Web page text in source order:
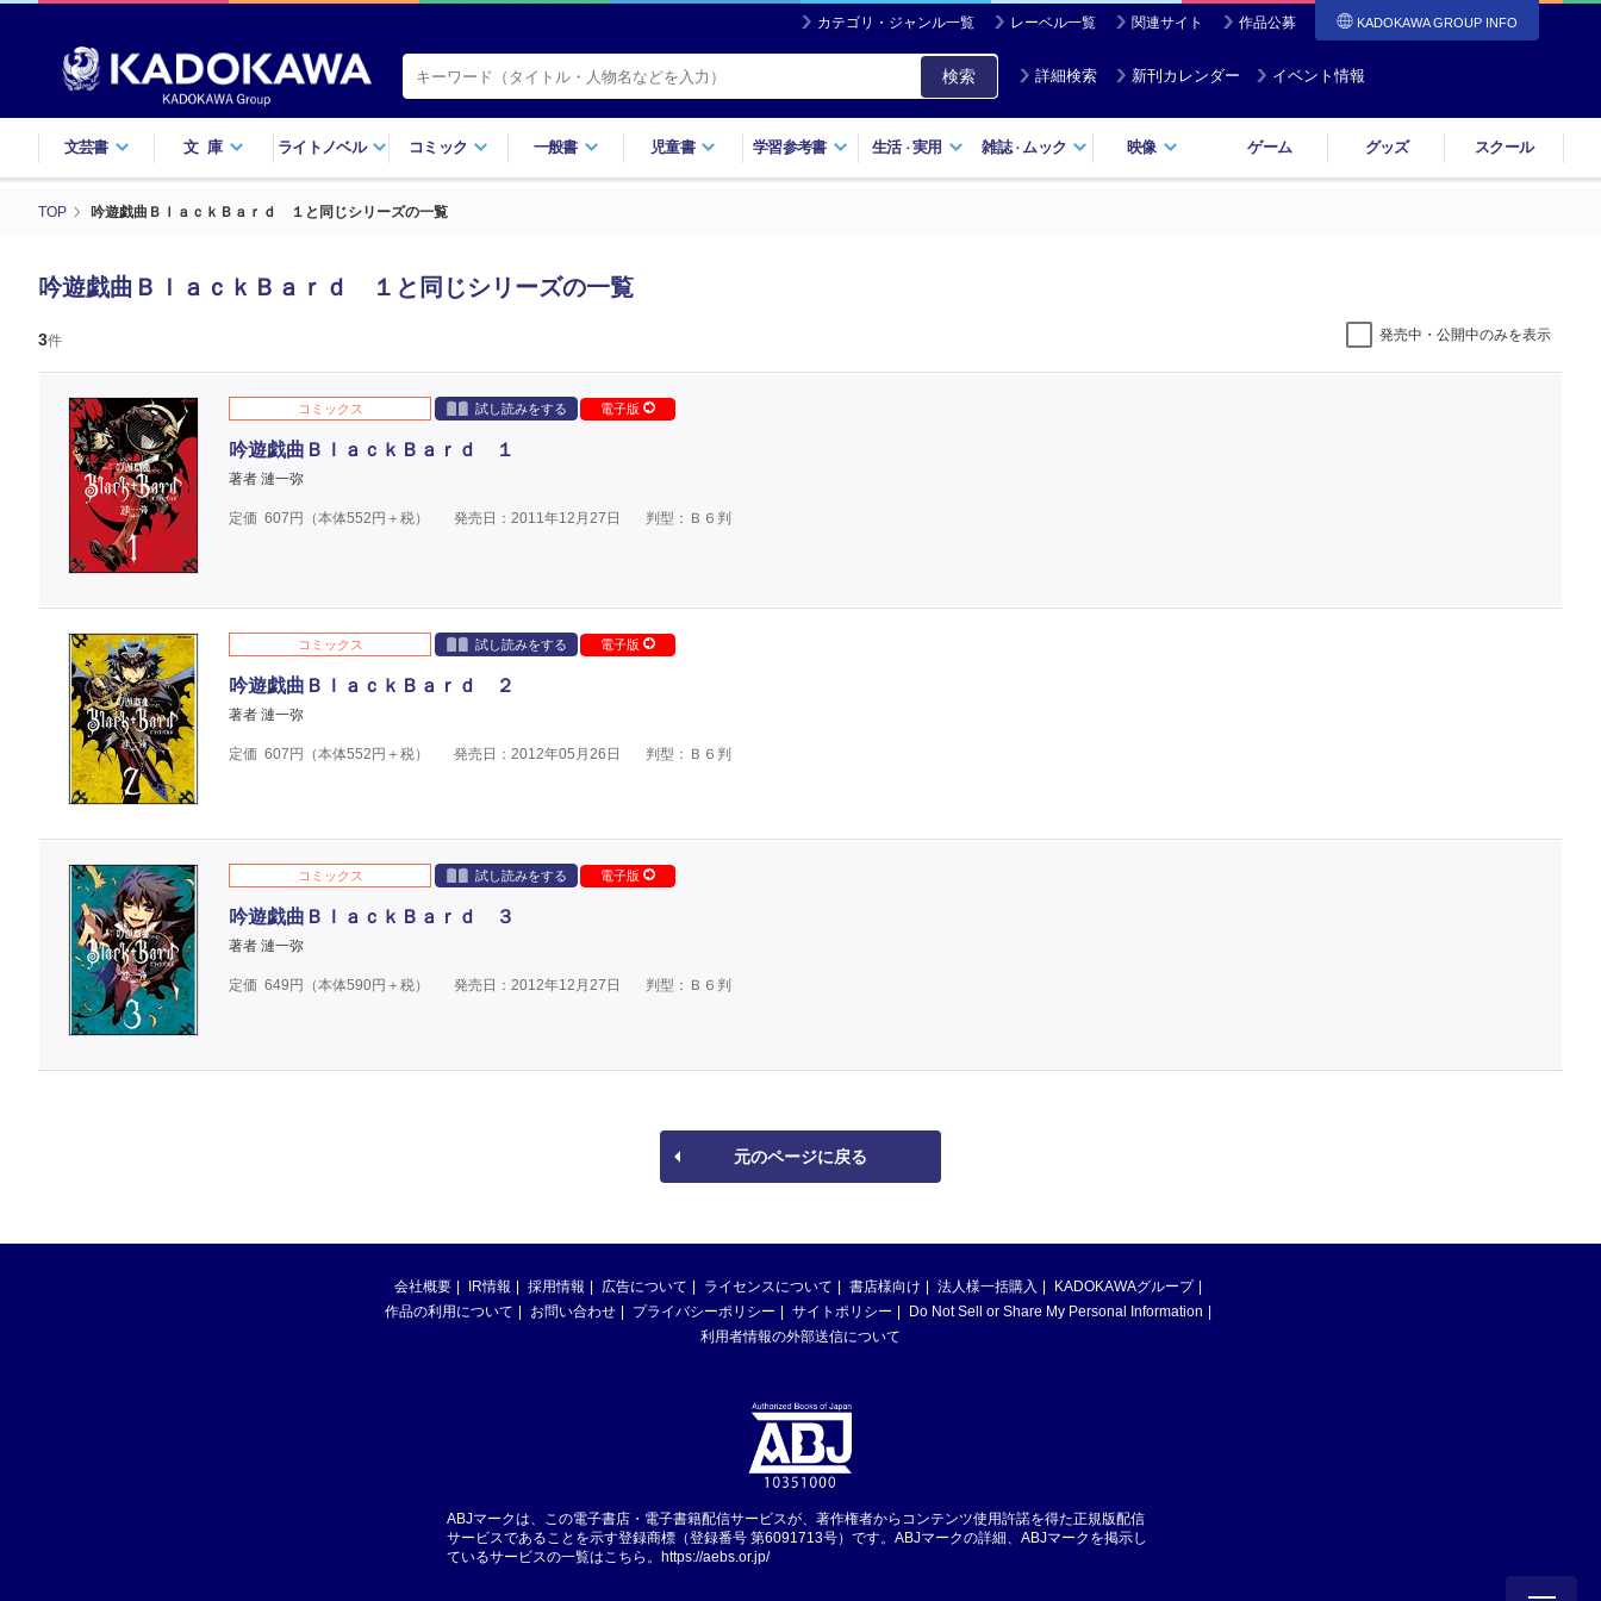
カテゴリ・ジャンル一覧 レーベル一覧 関連サイト 作品公募 KADOKAWA GROUP INFO
検索 詳細検索 新刊カレンダー イベント情報
文芸書 文庫 ライトノベル コミック 一般書 児童書 学習参考書 生活・実用 雑誌・ ムック 映像 ゲーム グッズ スクール
TOP 吟遊戯曲ＢｌａｃｋＢａｒｄ １と同じシリーズの一覧
吟遊戯曲ＢｌａｃｋＢａｒｄ １と同じシリーズの一覧
3件 発売中・公開中のみを表示
コミックス 試し読みをする 電子版
吟遊戯曲ＢｌａｃｋＢａｒｄ １
著者 漣一弥
定価 607円（本体552円＋税） 発売日：2011年12月27日 判型：Ｂ６判
コミックス 試し読みをする 電子版
吟遊戯曲ＢｌａｃｋＢａｒｄ ２
著者 漣一弥
定価 607円（本体552円＋税） 発売日：2012年05月26日 判型：Ｂ６判
コミックス 試し読みをする 電子版
吟遊戯曲ＢｌａｃｋＢａｒｄ ３
著者 漣一弥
定価 649円（本体590円＋税） 発売日：2012年12月27日 判型：Ｂ６判
元のページに戻る
会社概要 IR情報 採用情報 広告について ライセンスについて 書店様向け 法人様一括購入
KADOKAWAグループ
作品の利用について
お問い合わせ プライバシーポリシー サイトポリシー
Do Not Sell or Share My Personal Information
利用者情報の外部送信について
ABJマークは、この電子書店・電子書籍配信サービスが、著作権者からコンテンツ使用許諾を得た正規版配信
サービスであることを示す登録商標（登録番号 第6091713号）です。ABJマークの詳細、ABJマークを掲示し
ているサービスの一覧はこちら。 https://aebs.or.jp/